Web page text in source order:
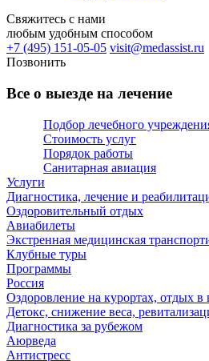
Свяжитесь с нами
любым удобным способом
+7 (495) 151-05-05 visit@medassist.ru
Позвонить
Все о выезде на лечение
Подбор лечебного
Стоимость услуг
Порядок работы
Санитарная авиация
Услуги
Диагностика, лечение и
Оздоровительный отдых
Авиабилеты
Экстренная медицинская
Клубные туры
Программы
Россия
Оздоровление на курортах, отдых в
Детокс, снижение веса,
Диагностика за рубежом
Аюрведа
Антистресс